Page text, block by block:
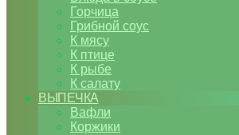
Горчица
Грибной соус
К мясу
К птице
К рыбе
К салату
ВЫПЕЧКА
Вафли
Коржики